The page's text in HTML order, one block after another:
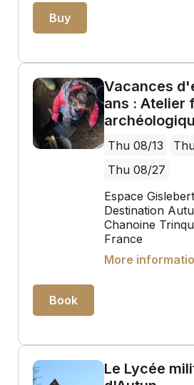
Buy
Vacances
ans : Atelier
Thu 08/13
Thu 08/27
Espace
Destination
Chanoine
France
More
Book
Le Lycée